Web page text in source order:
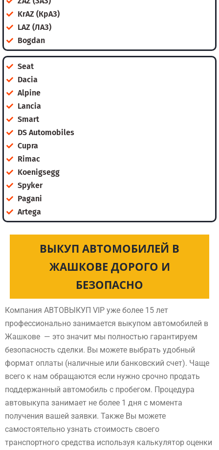
KrAZ (КрАЗ)
LAZ (ЛАЗ)
Bogdan
Seat
Dacia
Alpine
Lancia
Smart
DS Automobiles
Cupra
Rimac
Koenigsegg
Spyker
Pagani
Artega
ВЫКУП АВТОМОБИЛЕЙ В
ЖАШКОВЕ ДОРОГО И
БЕЗОПАСНО
Компания АВТОВЫКУП VIP уже более 15 лет
профессионально занимается выкупом автомобилей в
Жашкове — это значит мы полностью гарантируем
безопасность сделки. Вы можете выбрать удобный
формат оплаты (наличные или банковский счет). Чаще
всего к нам обращаются если нужно срочно продать
поддержанный автомобиль с пробегом. Процедура
автовыкупа занимает не более 1 дня с момента
получения вашей заявки. Также Вы можете
самостоятельно узнать стоимость своего
транспортного средства используя калькулятор оценки